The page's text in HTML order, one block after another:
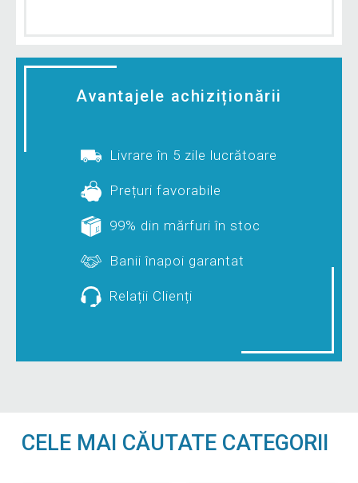
Avantajele achiziționării
Livrare în 5 zile lucrătoare
Prețuri favorabile
99% din mărfuri în stoc
Banii înapoi garantat
Relații Clienți
CELE MAI CĂUTATE CATEGORII